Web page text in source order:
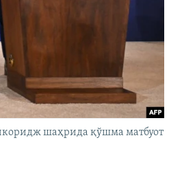
шаҳрида қўшма матбуот